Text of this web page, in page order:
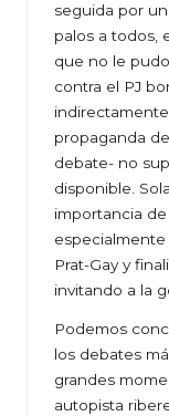
seguida por
palos a todos,
que no le
contra el PJ
propaganda
debate- no
disponible.
importancia de
Prat-Gay y
invitando a la
Podemos
los debates
grandes
autopista